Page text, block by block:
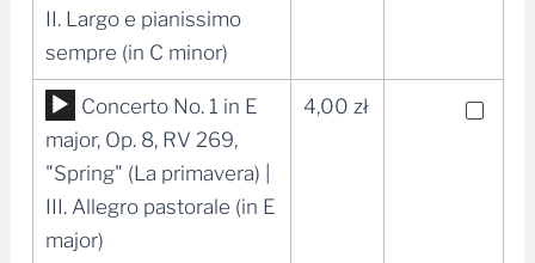
II. Largo e pianissimo
sempre (in C minor)
Odtwarzacz
plików
dźwiękowych
Concerto No. 1 in E
major, Op. 8, RV 269,
"Spring" (La primavera) |
III. Allegro pastorale (in E
major)
4,00 zł